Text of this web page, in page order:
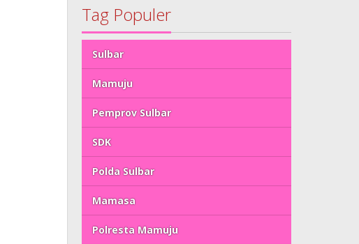
Tag Populer
Sulbar
Mamuju
Pemprov Sulbar
SDK
Polda Sulbar
Mamasa
Polresta Mamuju